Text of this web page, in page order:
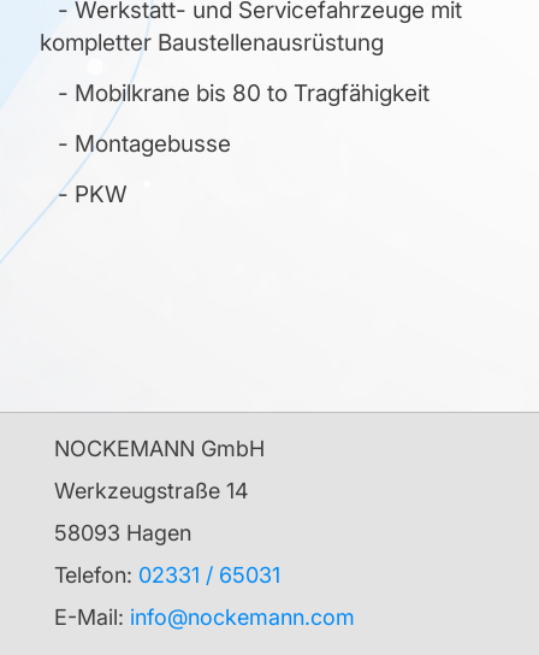
- Werkstatt- und Servicefahrzeuge mit
kompletter Baustellenausrüstung
- Mobilkrane bis 80 to Tragfähigkeit
- Montagebusse
- PKW
NOCKEMANN GmbH
Werkzeugstraße 14
58093 Hagen
Telefon: 02331 / 65031
E-Mail: info@nockemann.com